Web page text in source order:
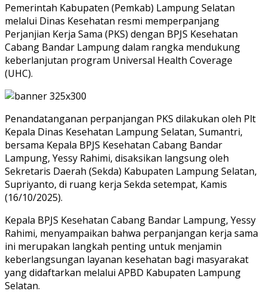
Pemerintah Kabupaten (Pemkab) Lampung Selatan
melalui Dinas Kesehatan resmi memperpanjang
Perjanjian Kerja Sama (PKS) dengan BPJS Kesehatan
Cabang Bandar Lampung dalam rangka mendukung
keberlanjutan program Universal Health Coverage
(UHC).
Penandatanganan perpanjangan PKS dilakukan oleh Plt
Kepala Dinas Kesehatan Lampung Selatan, Sumantri,
bersama Kepala BPJS Kesehatan Cabang Bandar
Lampung, Yessy Rahimi, disaksikan langsung oleh
Sekretaris Daerah (Sekda) Kabupaten Lampung Selatan,
Supriyanto, di ruang kerja Sekda setempat, Kamis
(16/10/2025).
Kepala BPJS Kesehatan Cabang Bandar Lampung, Yessy
Rahimi, menyampaikan bahwa perpanjangan kerja sama
ini merupakan langkah penting untuk menjamin
keberlangsungan layanan kesehatan bagi masyarakat
yang didaftarkan melalui APBD Kabupaten Lampung
Selatan.